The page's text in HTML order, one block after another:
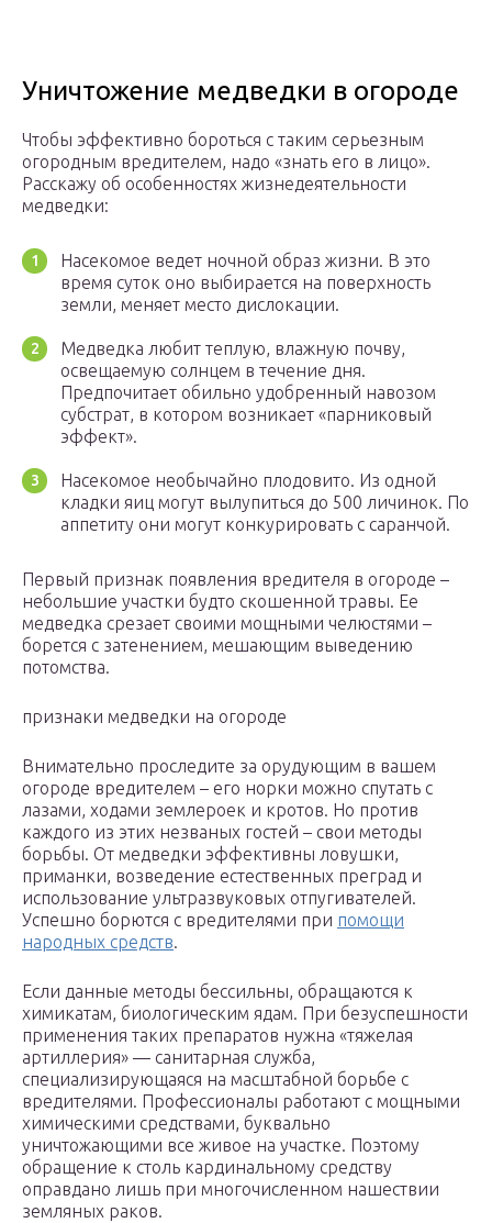
Уничтожение медведки в огороде
Чтобы эффективно бороться с таким серьезным
огородным вредителем, надо «знать его в лицо».
Расскажу об особенностях жизнедеятельности
медведки:
Насекомое ведет ночной образ жизни. В это
время суток оно выбирается на поверхность
земли, меняет место дислокации.
Медведка любит теплую, влажную почву,
освещаемую солнцем в течение дня.
Предпочитает обильно удобренный навозом
субстрат, в котором возникает «парниковый
эффект».
Насекомое необычайно плодовито. Из одной
кладки яиц могут вылупиться до 500 личинок. По
аппетиту они могут конкурировать с саранчой.
Первый признак появления вредителя в огороде –
небольшие участки будто скошенной травы. Ее
медведка срезает своими мощными челюстями –
борется с затенением, мешающим выведению
потомства.
признаки медведки на огороде
Внимательно проследите за орудующим в вашем
огороде вредителем – его норки можно спутать с
лазами, ходами землероек и кротов. Но против
каждого из этих незваных гостей – свои методы
борьбы. От медведки эффективны ловушки,
приманки, возведение естественных преград и
использование ультразвуковых отпугивателей.
Успешно борются с вредителями при помощи
народных средств.
Если данные методы бессильны, обращаются к
химикатам, биологическим ядам. При безуспешности
применения таких препаратов нужна «тяжелая
артиллерия» — санитарная служба,
специализирующаяся на масштабной борьбе с
вредителями. Профессионалы работают с мощными
химическими средствами, буквально
уничтожающими все живое на участке. Поэтому
обращение к столь кардинальному средству
оправдано лишь при многочисленном нашествии
земляных раков.